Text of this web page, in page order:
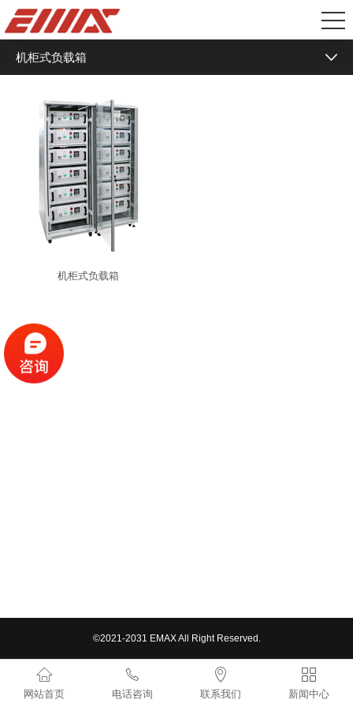
机柜式负载箱
机柜式负载箱
机柜式负载箱
©2021-2031 EMAX All Right Reserved.

网站首页

电话咨询

联系我们

新闻中心